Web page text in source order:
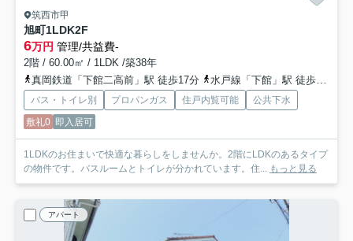
筑西市甲
旭町1LDK2F
6万円 管理/共益費-
2階 / 60.00㎡ / 1LDK /築38年
真岡鉄道「下館二高前」駅 徒歩17分
水戸線「下館」駅 徒歩16分
バス・トイレ別 プロパンガス 住戸内覧可能
公共下水
敷礼0 即入居可
1LDKのお住まいで快適な暮らしをしませんか。2階にLDKのあるタイプ
の物件です。バスルームとトイレが分かれています。住... もっと見る
アパート